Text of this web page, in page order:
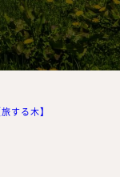
する木】